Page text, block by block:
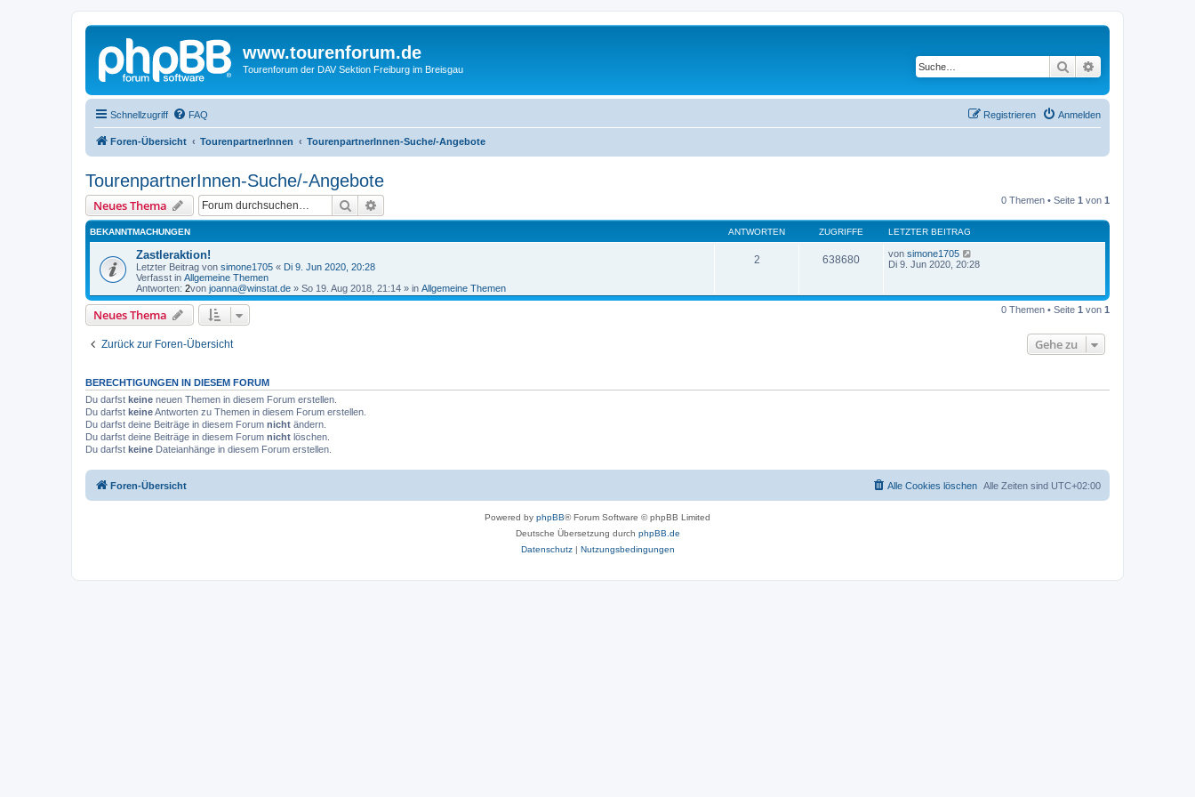
www.tourenforum.de
Tourenforum der DAV Sektion Freiburg im Breisgau Suche
Schnellzugriff FAQ Anmelden
Registrieren
Foren-Übersicht TourenpartnerInnen TourenpartnerInnen-Suche/-Angebote
TourenpartnerInnen-Suche/-Angebote
Neues Thema Suche 0 Themen • Seite 1 von 1
BEKANNTMACHUNGEN ANTWORTEN ZUGRIFFE LETZTER BEITRAG
Zastleraktion!
Letzter Beitrag von simone1705 « Di 9. Jun 2020, 20:28
Verfasst in Allgemeine Themen
Antworten: 2von joanna@winstat.de » So 19. Aug 2018, 21:14 » in Allgemeine Themen
2 638680 von simone1705
Di 9. Jun 2020, 20:28
Neues Thema 0 Themen • Seite 1 von 1
Zurück zur Foren-Übersicht Gehe zu
BERECHTIGUNGEN IN DIESEM FORUM
Du darfst keine neuen Themen in diesem Forum erstellen.
Du darfst keineAntworten zu Themen in diesem Forum erstellen.
Du darfst deine Beiträge in diesem Forum nicht ändern.
Du darfst deine Beiträge in diesem Forum nicht löschen.
Du darfst keine Dateianhänge in diesem Forum erstellen.
Foren-Übersicht Alle Zeiten sind UTC+02:00
Alle Cookies löschen
Powered by phpBB® Forum Software © phpBB Limited
Deutsche Übersetzung durch phpBB.de
Datenschutz| Nutzungsbedingungen